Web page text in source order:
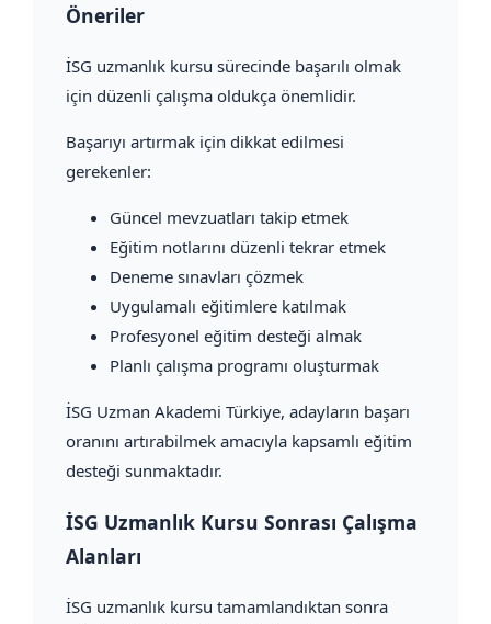
Öneriler
İSG uzmanlık kursu sürecinde başarılı olmak
için düzenli çalışma oldukça önemlidir.
Başarıyı artırmak için dikkat edilmesi
gerekenler:
Güncel mevzuatları takip etmek
Eğitim notlarını düzenli tekrar etmek
Deneme sınavları çözmek
Uygulamalı eğitimlere katılmak
Profesyonel eğitim desteği almak
Planlı çalışma programı oluşturmak
İSG Uzman Akademi Türkiye, adayların başarı
oranını artırabilmek amacıyla kapsamlı eğitim
desteği sunmaktadır.
İSG Uzmanlık Kursu Sonrası Çalışma
Alanları
İSG uzmanlık kursu tamamlandıktan sonra